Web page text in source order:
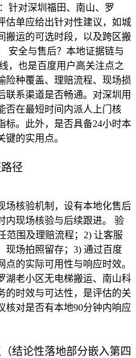
针对深圳福田、南山、罗
估单应给出针对性建议，如城
搬运的可选时段，以及跨区搬
安全与售后？本地证据链与
，也是百度用户高关注点之
险种覆盖、理赔流程、现场损
联系渠道是否畅通。对深圳用
否在最短时间内派人上门核
标。此外，是否具备24小时本
的实用点。
径
场核验机制，设有本地化售后
内现场核验与后续跟进。 验
范围及理赔流程；2) 让客服
现场拍照留存；3) 通过百度
的实际可用性与响应时效。
湖老小区无电梯搬运、南山科
的时效与可达性，是评估的关
核对是否有本地90分钟内响应
结论性落地部分嵌入第四